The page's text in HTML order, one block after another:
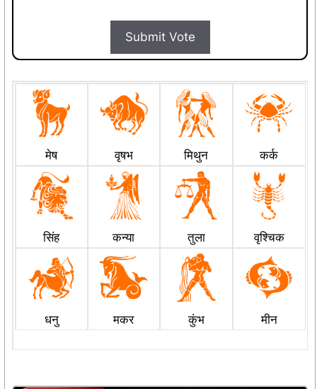
Submit Vote
मेष वृषभ मिथुन कर्क
सिंह कन्या तुला वृश्चिक
धनु मकर कुंभ मीन